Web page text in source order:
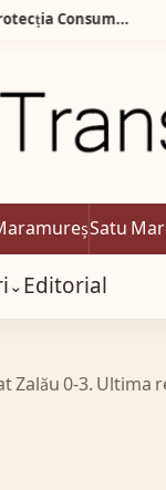
Noapte albă la Sebeș! Comisarul Vușcan Dorian Adrian, de la Protecția Consumatorilor, amendat chiar în timpul chefului! Două echipaje de poliție au venit să stingă „festivalul” din curte! 02:13
Satu
⌄Editorial
Zalău 0-3.